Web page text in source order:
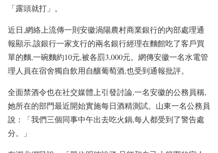
「露頭就打」。
近日,網絡上流傳一則安徽渦陽農村商業銀行的內部處理通
報顯示,該銀行一家支行的兩名銀行經理在麵館吃了客戶買
單的麵,一碗麵約10元,被各罰3,000元。網傳安徽一名水電管
理人員在宿舍獨自飲用自釀葡萄酒,也受到通報批評。
全面禁酒令也在社交媒體上引發討論,一名安徽的公務員稱,
她所在的部門最近開始實施每日酒精測試。山東一名公務員
說：「我們三個同事中午出去吃火鍋,每人都受到了警告處
分。」